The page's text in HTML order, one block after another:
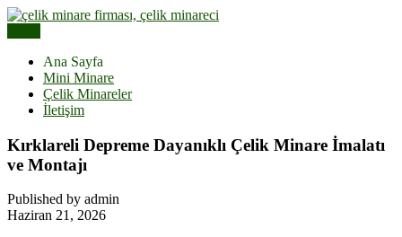
Skip
Çelik Minare | Çelik Minare
Yapımı
Ana Sayfa
Mini Minare
Çelik Minareler
İletişim
Kırklareli Depreme Dayanıklı Çelik Minare İmalatı
ve Montajı
Published by admin
Haziran 21, 2026